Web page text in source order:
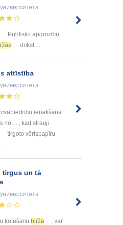
. Publisko apgrozību
drīkst ...
attīstība
ienākšana
no ... , kad strauji
tirgoto vērtspapīru
tirgus un tā
kotēšanu biržā , var